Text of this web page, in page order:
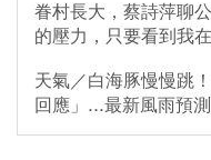
眷村長大，蔡詩萍聊
的壓力，只要看到我
天氣／白海豚慢慢跳
回應」...最新風雨預